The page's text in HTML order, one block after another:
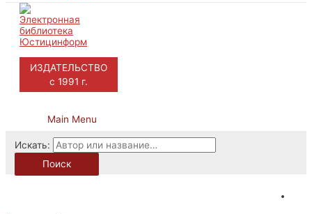
ИЗДАТЕЛЬСТВО
с 1991 г.
Main Menu
Искать:
Поиск